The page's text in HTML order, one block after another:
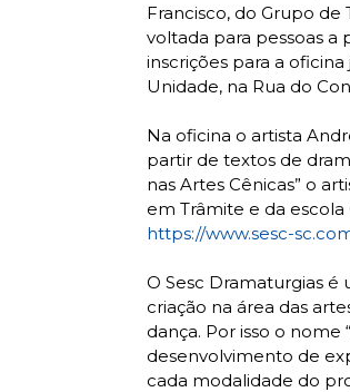
Francisco, do Grupo
voltada para pessoas a
inscrições para a
Unidade, na Rua do
Na oficina o artista
partir de textos de
nas Artes Cênicas” o
em Trâmite e da escola
https://www.sesc-
O Sesc Dramaturgias
criação na área das
dança. Por isso o nome
desenvolvimento de
cada modalidade do